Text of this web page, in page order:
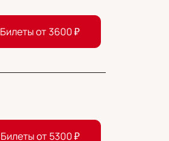
Билеты от 3600₽
Билеты от 5300₽